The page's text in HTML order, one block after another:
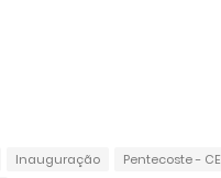
Inauguração Pentecoste - CE